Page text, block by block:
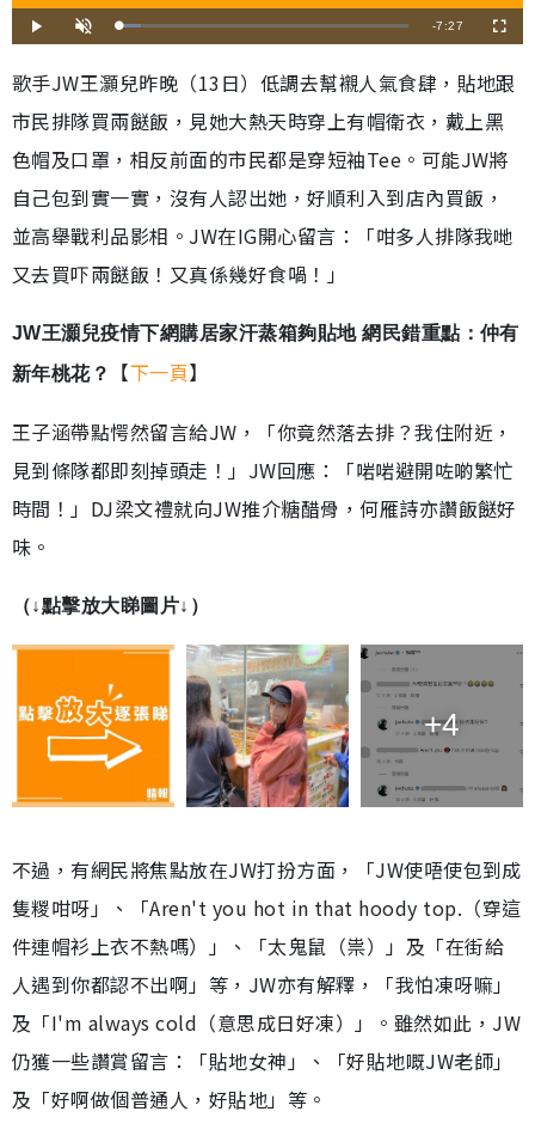
播
放
開
啟
載
入
:
7
2
5
剩
-7:27
全
螢
歌手JW王灝兒昨晚（13日）低調去幫襯人氣食肆，貼地跟
市民排隊買兩餸飯，見她大熱天時穿上有帽衛衣，戴上黑
色帽及口罩，相反前面的市民都是穿短袖Tee。可能JW將
自己包到實一實，沒有人認出她，好順利入到店內買飯，
並高舉戰利品影相。JW在IG開心留言：「咁多人排隊我哋
又去買吓兩餸飯！又真係幾好食喎！」
JW王灝兒疫情下網購居家汗蒸箱夠貼地 網民錯重點：仲有
新年桃花？
【下一頁】
王子涵帶點愕然留言給JW，「你竟然落去排？我住附近，
見到條隊都即刻掉頭走！」JW回應：「啱啱避開咗啲繁忙
時間！」DJ梁文禮就向JW推介糖醋骨，何雁詩亦讚飯餸好
味。
（↓點擊放大睇圖片↓）
+4
不過，有網民將焦點放在JW打扮方面，「JW使唔使包到成
隻糉咁呀」、「Aren't you hot in that hoody top.（穿這
件連帽衫上衣不熱嗎）」、「太鬼鼠（祟）」及「在街給
人遇到你都認不出啊」等，JW亦有解釋，「我怕凍呀嘛」
及「I'm always cold（意思成日好凍）」。雖然如此，JW
仍獲一些讚賞留言：「貼地女神」、「好貼地嘅JW老師」
及「好啊做個普通人，好貼地」等。